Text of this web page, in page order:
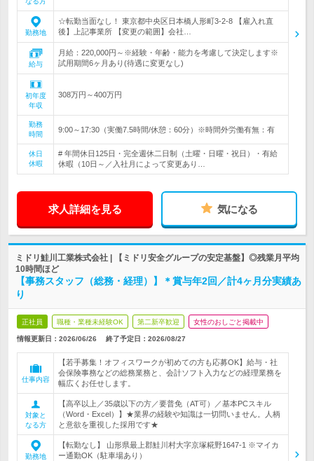
勤務地
☆転勤当面なし！ 東京都中央区日本橋人形町3-2-8 【雇入れ直
後】上記事業所 【変更の範囲】会社…
給与
月給：220,000円～※経験・年齢・能力を考慮して決定します※
試用期間6ヶ月あり(待遇に変更なし)
初年度
年収
308万円～400万円
勤務
時間
9:00～17:30（実働7.5時間/休憩：60分）※時間外労働有無：有
休日
休暇
# 年間休日125日・完全週休二日制（土曜・日曜・祝日）・有給
休暇（10日～／入社月によって変更あり…
求人詳細を見る 気になる
ミドリ鮭川工業株式会社 | 【ミドリ安全グループの安定基盤】◎残業月平均
10時間ほど
【事務スタッフ（総務・経理）】＊賞与年2回／計4ヶ月分実績あ
り
正社員 職種・業種未経験OK 第二新卒歓迎 女性のおしごと掲載中
情報更新日：2026/06/26 終了予定日： 2026/08/27
仕事内容
【若手募集！オフィスワークが初めての方も応募OK】給与・社
会保険事務などの総務業務と、会計ソフト入力などの経理業務を
幅広くお任せします。
対象と
なる方
【高卒以上／35歳以下の方／要普免（AT可）／基本PCスキル
（Word・Excel）】★業界の経験や知識は一切問いません。人柄
と意欲を重視した採用です★
勤務地
【転勤なし】 山形県最上郡鮭川村大字京塚糀野1647-1 ※マイカ
ー通勤OK（駐車場あり）